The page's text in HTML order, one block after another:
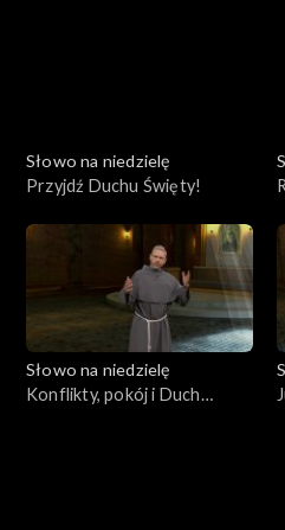
Słowo na niedzielę
Przyjdź Duchu Święty!
Słowo na niedzielę
Konflikty, pokój i Duch